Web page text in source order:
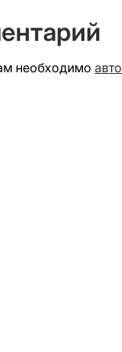
необходимо